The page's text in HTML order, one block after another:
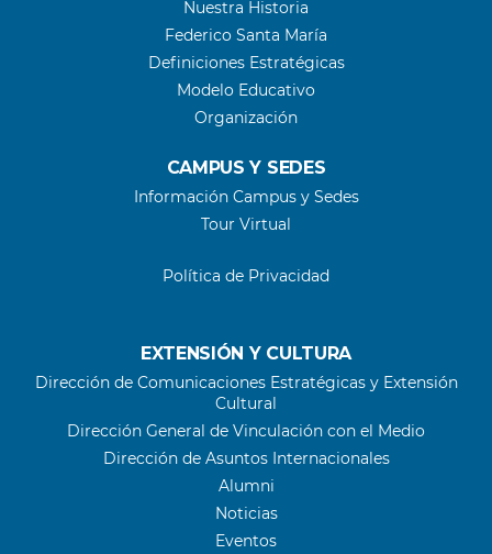
Nuestra Historia
Federico Santa María
Definiciones Estratégicas
Modelo Educativo
Organización
CAMPUS Y SEDES
Información Campus y Sedes
Tour Virtual
Política de Privacidad
EXTENSIÓN Y CULTURA
Dirección de Comunicaciones Estratégicas y Extensión
Cultural
Dirección General de Vinculación con el Medio
Dirección de Asuntos Internacionales
Alumni
Noticias
Eventos